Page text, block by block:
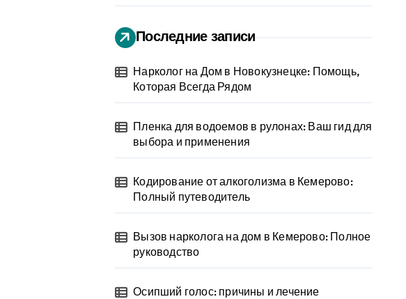
Последние записи
Нарколог на Дом в Новокузнецке: Помощь,
Которая Всегда Рядом
Пленка для водоемов в рулонах: Ваш гид для
выбора и применения
Кодирование от алкоголизма в Кемерово:
Полный путеводитель
Вызов нарколога на дом в Кемерово: Полное
руководство
Осипший голос: причины и лечение